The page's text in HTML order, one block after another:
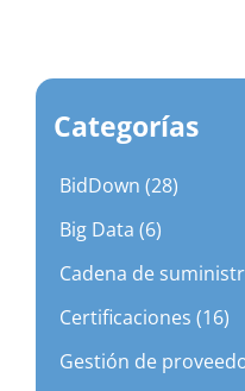
Categorías
BidDown (28)
Big Data (6)
Cadena de
Certificaciones (16)
Gestión de